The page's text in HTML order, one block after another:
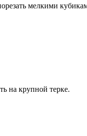
мелкими
на крупной терке.